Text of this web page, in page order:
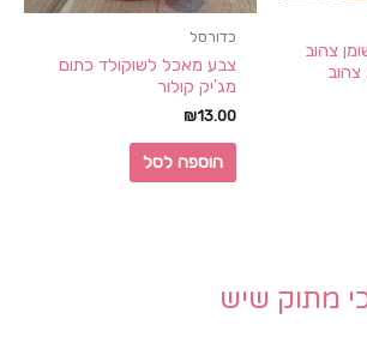
צהוב
צהוב
כדורסל
צבע מאכל לשוקולד כתום
מג'יק קולור
₪13.00
הוספה לסל
מתוק שיש